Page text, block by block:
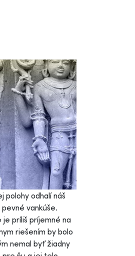
polohy odhalí náš
vankúše.
príliš príjemné na
riešením by bolo
nemal byť žiadny